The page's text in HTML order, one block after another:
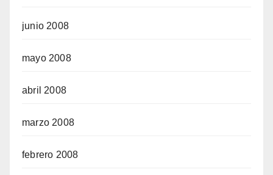
junio 2008
mayo 2008
abril 2008
marzo 2008
febrero 2008